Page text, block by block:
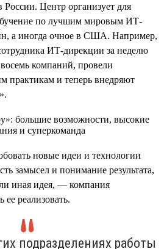
Центр организует для
по лучшим мировым ИТ-
а иногда очное в США. Например,
ИТ-дирекции за неделю
компаний, провели
практикам и теперь внедряют
новые идеи и технологии
замысел и понимание результата,
иная идея, — компания
ее реализовать.
подразделениях работы